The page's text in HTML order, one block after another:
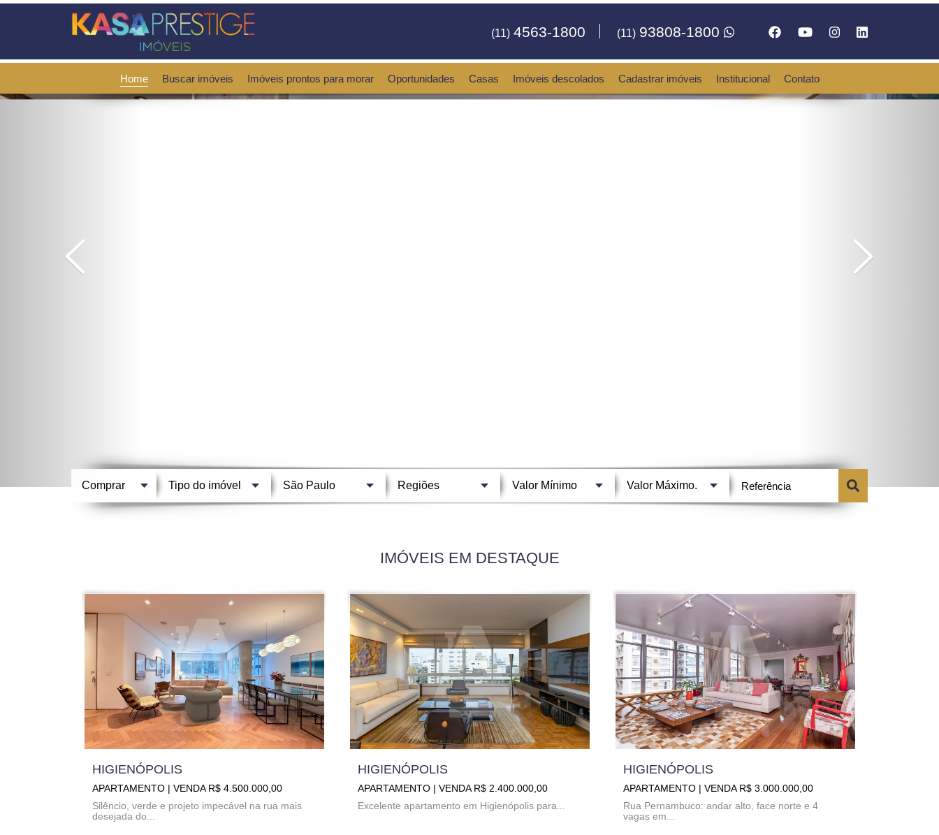
(11) 4563-1800 (11) 93808-1800
Home Buscar imóveis Imóveis prontos para morar Oportunidades Casas Imóveis descolados Cadastrar imóveis Institucional Contato
IMÓVEIS EM DESTAQUE
HIGIENÓPOLIS
APARTAMENTO | VENDA R$ 4.500.000,00
Silêncio, verde e projeto impecável na rua mais
desejada do...
HIGIENÓPOLIS
APARTAMENTO | VENDA R$ 2.400.000,00
Excelente apartamento em Higienópolis para...
HIGIENÓPOLIS
APARTAMENTO | VENDA R$ 3.000.000,00
Rua Pernambuco: andar alto, face norte e 4
vagas em...